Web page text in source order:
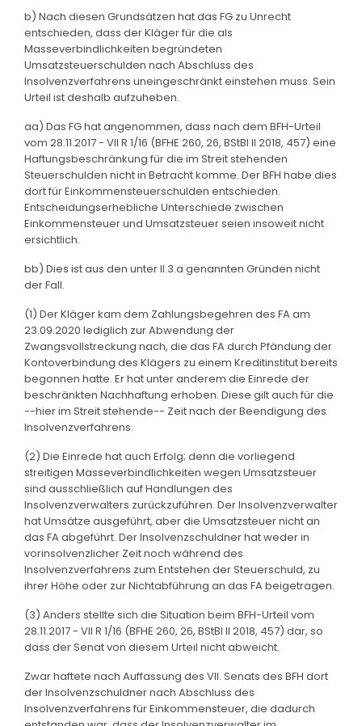
b) Nach diesen Grundsätzen hat das FG zu Unrecht
entschieden, dass der Kläger für die als
Masseverbindlichkeiten begründeten
Umsatzsteuerschulden nach Abschluss des
Insolvenzverfahrens uneingeschränkt einstehen muss. Sein
Urteil ist deshalb aufzuheben.
aa) Das FG hat angenommen, dass nach dem BFH-Urteil
vom 28.11.2017 - VII R 1/16 (BFHE 260, 26, BStBl II 2018, 457) eine
Haftungsbeschränkung für die im Streit stehenden
Steuerschulden nicht in Betracht komme. Der BFH habe dies
dort für Einkommensteuerschulden entschieden.
Entscheidungserhebliche Unterschiede zwischen
Einkommensteuer und Umsatzsteuer seien insoweit nicht
ersichtlich.
bb) Dies ist aus den unter II.3.a genannten Gründen nicht
der Fall.
(1) Der Kläger kam dem Zahlungsbegehren des FA am
23.09.2020 lediglich zur Abwendung der
Zwangsvollstreckung nach, die das FA durch Pfändung der
Kontoverbindung des Klägers zu einem Kreditinstitut bereits
begonnen hatte. Er hat unter anderem die Einrede der
beschränkten Nachhaftung erhoben. Diese gilt auch für die
--hier im Streit stehende-- Zeit nach der Beendigung des
Insolvenzverfahrens.
(2) Die Einrede hat auch Erfolg; denn die vorliegend
streitigen Masseverbindlichkeiten wegen Umsatzsteuer
sind ausschließlich auf Handlungen des
Insolvenzverwalters zurückzuführen. Der Insolvenzverwalter
hat Umsätze ausgeführt, aber die Umsatzsteuer nicht an
das FA abgeführt. Der Insolvenzschuldner hat weder in
vorinsolvenzlicher Zeit noch während des
Insolvenzverfahrens zum Entstehen der Steuerschuld, zu
ihrer Höhe oder zur Nichtabführung an das FA beigetragen.
(3) Anders stellte sich die Situation beim BFH-Urteil vom
28.11.2017 - VII R 1/16 (BFHE 260, 26, BStBl II 2018, 457) dar, so
dass der Senat von diesem Urteil nicht abweicht.
Zwar haftete nach Auffassung des VII. Senats des BFH dort
der Insolvenzschuldner nach Abschluss des
Insolvenzverfahrens für Einkommensteuer, die dadurch